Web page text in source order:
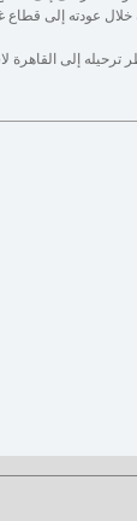
عودته إلى قطاع
إلى القاهرة